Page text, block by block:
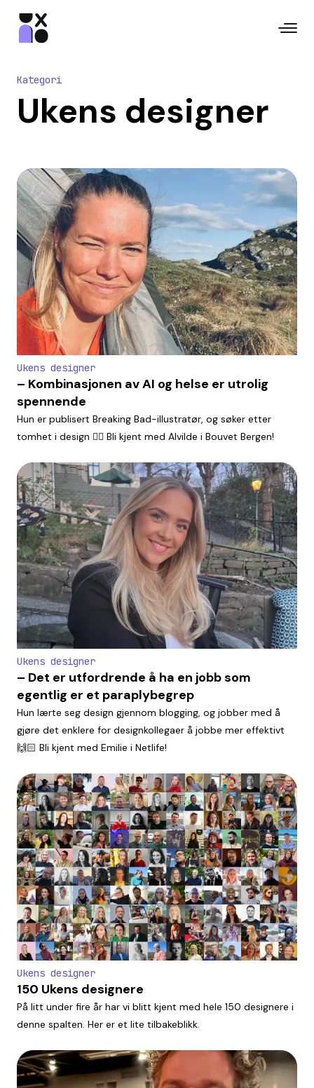
Kategori
Ukens designer
Ukens designer
– Kombinasjonen av AI og helse er utrolig
spennende
Hun er publisert Breaking Bad-illustratør, og søker etter
tomhet i design ✍🏻 Bli kjent med Alvilde i Bouvet Bergen!
Ukens designer
– Det er utfordrende å ha en jobb som
egentlig er et paraplybegrep
Hun lærte seg design gjennom blogging, og jobber med å
gjøre det enklere for designkollegaer å jobbe mer effektivt
🙌🏻 Bli kjent med Emilie i Netlife!
Ukens designer
150 Ukens designere
På litt under fire år har vi blitt kjent med hele 150 designere i
denne spalten. Her er et lite tilbakeblikk.